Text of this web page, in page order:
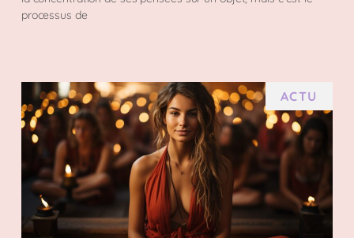
processus de
ACTU